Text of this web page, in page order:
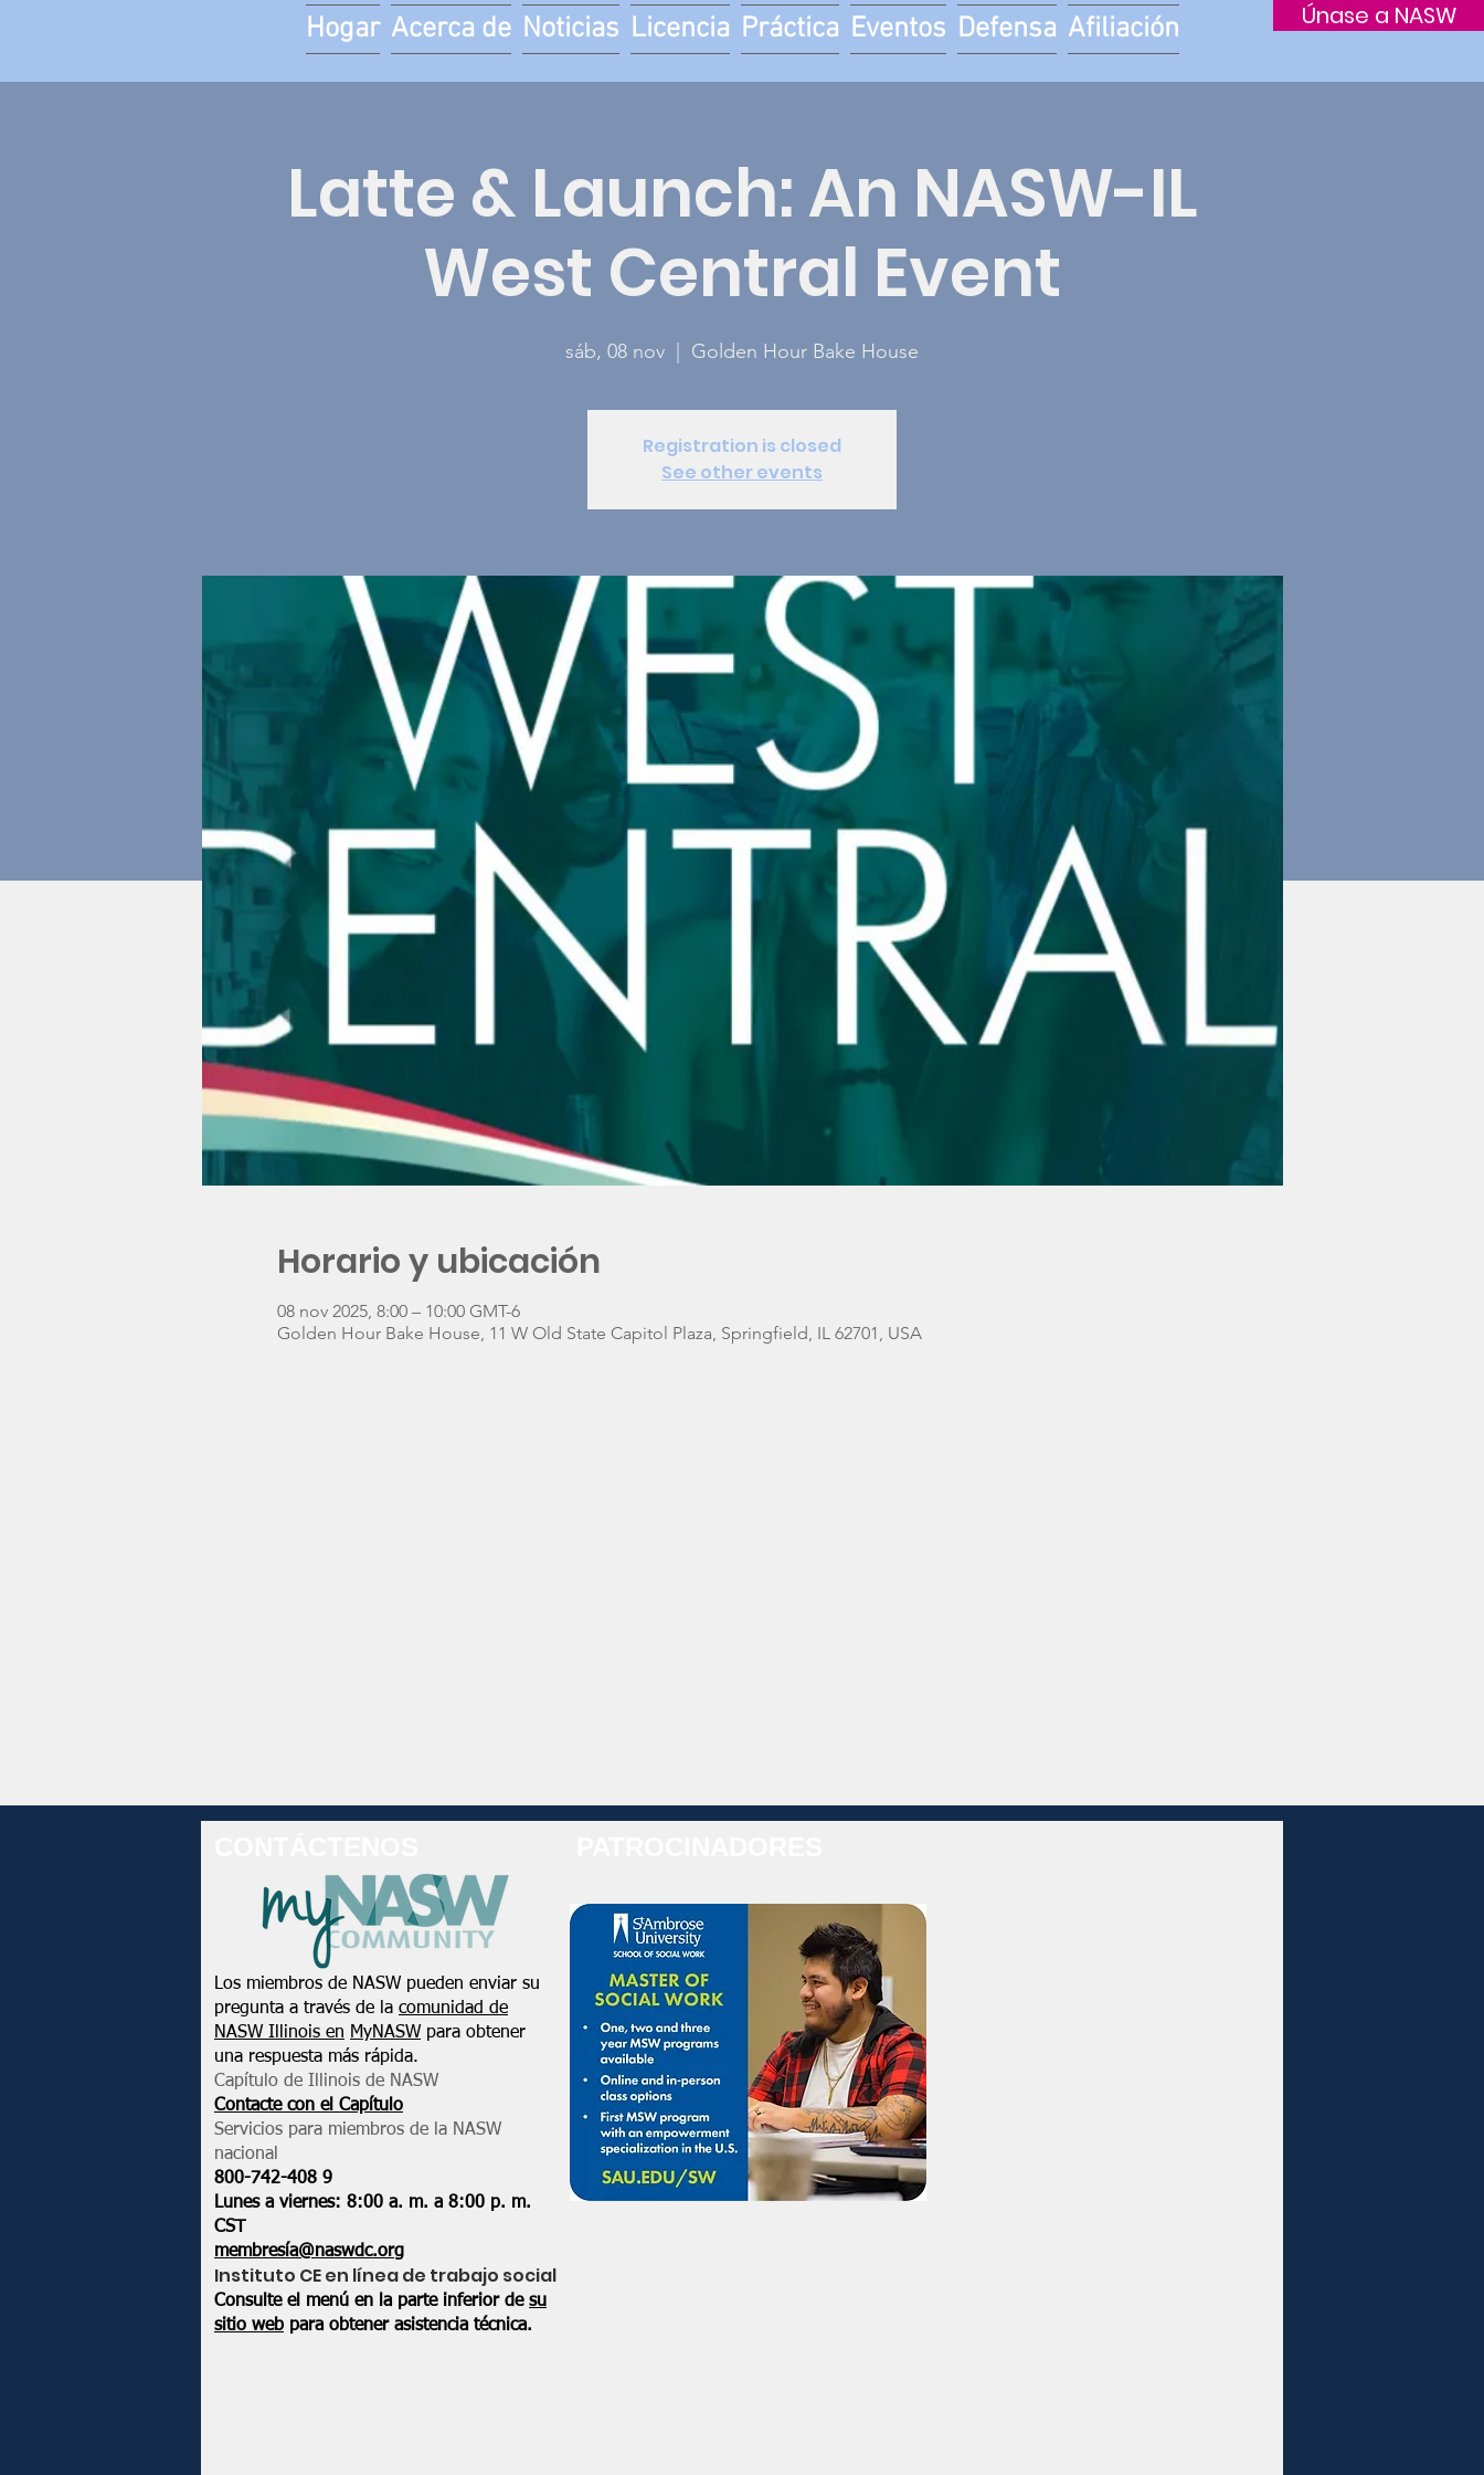
Únase a NASW
Hogar Acerca de Noticias Licencia Práctica Eventos Defensa Afiliación
Latte & Launch: An NASW-IL
West Central Event
sáb, 08 nov Golden Hour Bake House
Registration is closed
See other events
Horario y ubicación
08 nov 2025, 8:00 – 10:00 GMT-6
Golden Hour Bake House, 11 W Old State Capitol Plaza, Springfield, IL 62701, USA
Los miembros de NASW pueden enviar su
pregunta a través de la comunidad de
NASW Illinois en MyNASW para obtener
una respuesta más rápida.
Capítulo de Illinois de NASW
Contacte con el Capítulo
Servicios para miembros de la NASW
nacional
800-742-408 9
Lunes a viernes: 8:00 a. m. a 8:00 p. m.
CST
membresía@naswdc.org
Instituto CE en línea de trabajo social
Consulte el menú en la parte inferior de su
sitio web para obtener asistencia técnica.